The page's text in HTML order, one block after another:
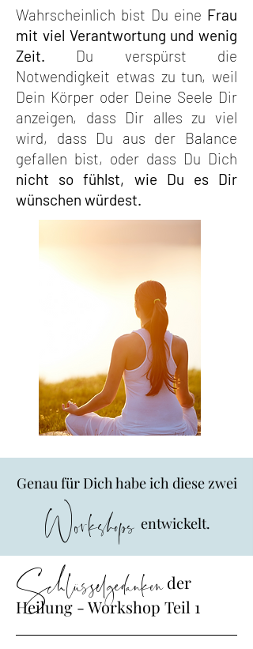
Wahrscheinlich bist Du eine Frau
mit viel Verantwortung und wenig
Zeit. Du verspürst die
Notwendigkeit etwas zu tun, weil
Dein Körper oder Deine Seele Dir
anzeigen, dass Dir alles zu viel
wird, dass Du aus der Balance
gefallen bist, oder dass Du Dich
nicht so fühlst, wie Du es Dir
wünschen würdest.
Genau für Dich habe ich diese zwei
Workshops entwickelt.
Schlüsselgedankender
Heilung - Workshop Teil 1